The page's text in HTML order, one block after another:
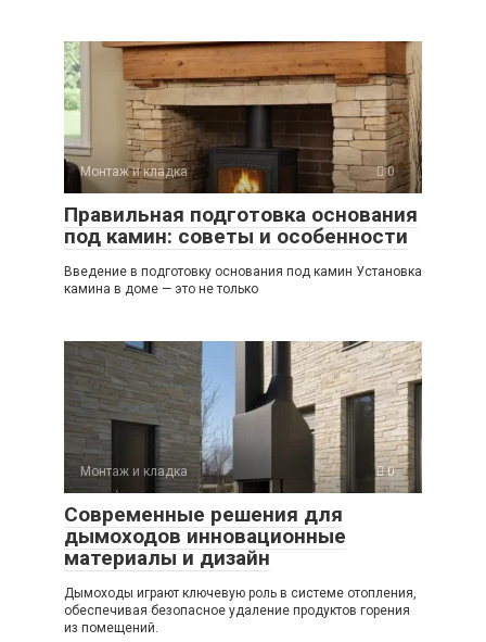
Монтаж и кладка 0
Правильная подготовка основания
под камин: советы и особенности
Введение в подготовку основания под камин Установка
камина в доме — это не только
Монтаж и кладка 0
Современные решения для
дымоходов инновационные
материалы и дизайн
Дымоходы играют ключевую роль в системе отопления,
обеспечивая безопасное удаление продуктов горения
из помещений.